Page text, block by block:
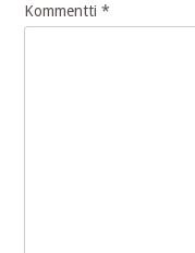
Kommentti*